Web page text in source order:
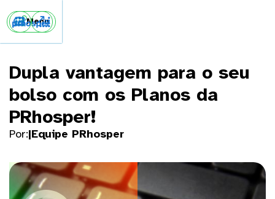
Menu
 
Dupla vantagem para o seu
bolso com os Planos da
PRhosper!
Por:|Equipe PRhosper